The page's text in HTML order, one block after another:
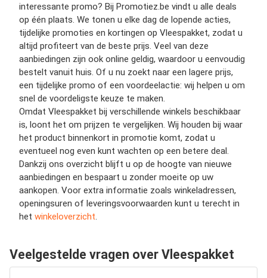
interessante promo? Bij Promotiez.be vindt u alle deals
op één plaats. We tonen u elke dag de lopende acties,
tijdelijke promoties en kortingen op Vleespakket, zodat u
altijd profiteert van de beste prijs. Veel van deze
aanbiedingen zijn ook online geldig, waardoor u eenvoudig
bestelt vanuit huis. Of u nu zoekt naar een lagere prijs,
een tijdelijke promo of een voordeelactie: wij helpen u om
snel de voordeligste keuze te maken.
Omdat Vleespakket bij verschillende winkels beschikbaar
is, loont het om prijzen te vergelijken. Wij houden bij waar
het product binnenkort in promotie komt, zodat u
eventueel nog even kunt wachten op een betere deal.
Dankzij ons overzicht blijft u op de hoogte van nieuwe
aanbiedingen en bespaart u zonder moeite op uw
aankopen. Voor extra informatie zoals winkeladressen,
openingsuren of leveringsvoorwaarden kunt u terecht in
het winkeloverzicht
Veelgestelde vragen over Vleespakket